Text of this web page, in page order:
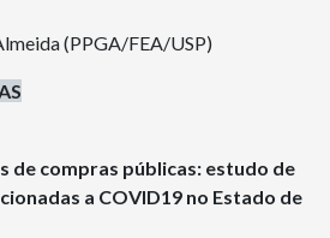
(PPGA/FEA/USP)
de compras públicas: estudo de
a COVID19 no Estado de